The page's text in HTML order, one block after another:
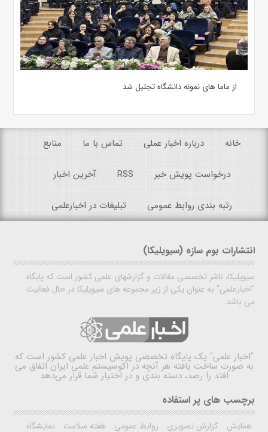
از ماما های نمونه دانشگاه تجلیل شد
خانه درباره اخبار عملی تماس با ما منابع
درخواست پویش خبر RSS آخرین اخبار
رتبه بندی روابط عمومی تبلیغات در اخبارعلمی
انتشارات بوم سازه (سیویلیکا)
سیویلیکا، ناشر تخصصی مقالات و گزارشهای علمی کشور است که پایگاه
"اخبارعلمی" به عنوان یکی از زیر مجموعه های سیویلیکا در حال فعالیت
می باشد.
"اخبار علمی" یک پایگاه تخصصی پویش اخبار علمی کشور است که
به صورت ساخت یافته هر آنچه در اکوسیستم علمی ایران اتفاق می
افتد را رصد، دسته بندی و در اختیار شما قرار می‌دهد
برچسب های پر استفاده
همایش گزارش تصویری روابط عمومی هفته سلامت نمایشگاه